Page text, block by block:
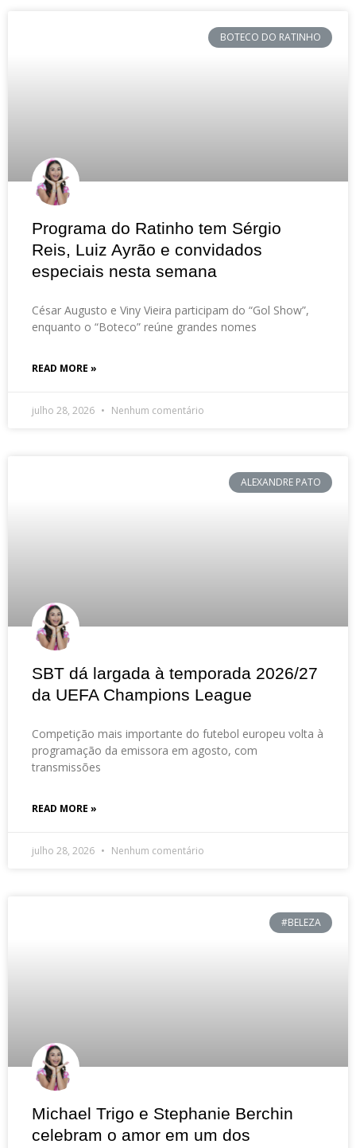
BOTECO DO RATINHO
Programa do Ratinho tem Sérgio
Reis, Luiz Ayrão e convidados
especiais nesta semana
César Augusto e Viny Vieira participam do “Gol Show”,
enquanto o “Boteco” reúne grandes nomes
READ MORE »
julho 28, 2026 Nenhum comentário
ALEXANDRE PATO
SBT dá largada à temporada 2026/27
da UEFA Champions League
Competição mais importante do futebol europeu volta à
programação da emissora em agosto, com
transmissões
READ MORE »
julho 28, 2026 Nenhum comentário
#BELEZA
Michael Trigo e Stephanie Berchin
celebram o amor em um dos